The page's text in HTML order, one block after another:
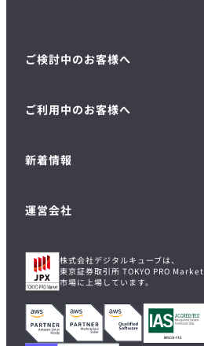
ご検討中のお客様へ
ご利用中のお客様へ
新着情報
運営会社
株式会社デジタルキューブは、
東京証券取引所 TOKYO PRO Market
市場に上場しています。